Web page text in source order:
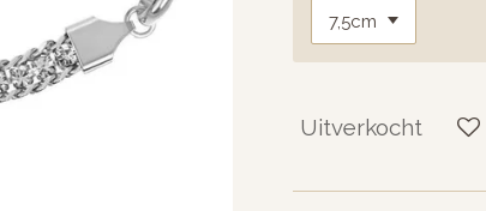
Uitverkocht